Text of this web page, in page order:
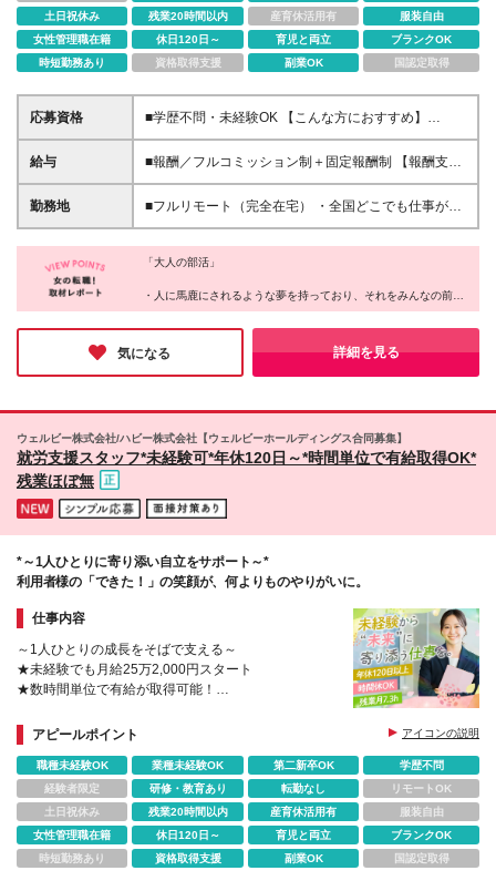
土日祝休み
残業20時間以内 産育休活用有
服装自由
女性管理職在籍
休日120日～ 育児と両立
ブランクOK
時短勤務あり
資格取得支援 副業OK 国認定取得
応募資格
■学歴不問・未経験OK 【こんな方におすすめ】
⭕「自信はないけど、頑張ってみたい」と思える人
⭕「もう一度、努力してみよう」と挑戦できる人 ⭕
いていない方】 ❌ラクに稼ぎたい人 ❌最低限の収入が
あればOKな人 ❌自分の成長に興味がない人 ❌人と協
ありません。 でも、だからこそ成長の実感がある
安」より「どこまで成長できるか」を楽しめる環境で
す。 本気で挑戦するあなたを、全力でサポートしま
給与
■報酬／フルコミッション制＋固定報酬制 【報酬支払
い実績(2024年度)】平均5,522,124円 （Join1年以上2
年未満メンバー） この数字は、ウルサポの環境を活
し、挑戦を続けた人 すべての人がこの結果を得られ
く、「行動する」ことが、成果への第一歩です。 ※固
約20％程度が固定報酬を得ており、時給1,500円～
10,000円相当の仕事があります（一定のスキルを必要
勤務地
■フルリモート（完全在宅） ・全国どこでも仕事がで
きます（地方でも活躍できます） ・あなたが「ここ
で働きたい！」と思った場所が職場です（0秒出社）
・平日にワーケーション先でオンライン商談や、移動
――――――――――――――――― ◎メタバース
オフィス「oVice」の活用 完全在宅でありながら孤独
感ゼロ。 ・研修や案件相談、仕事のMTG ・「ねぇね
ぇ今ちょっといい？」のライトなコミュニケーション
の範囲)上記を除く当社関連勤務地
「大人の部活」
・人に馬鹿にされるような夢を持っており、それをみんなの前で
発言できる
・慣れ合いではなく切磋琢磨できる、本気で向き合ってくれる仲
間がいる
・賞賛承認文化があり、あなたの存在を認めてくれる環境がある
・トレーナーが正しい努力を示し、適切なフィードバックを行っ
・1年後、驚くほど成長した大好きな自分に出会える
これが同社のカルチャーだ。
気になる 詳細を見る
ウェルビー株式会社/ハビー株式会社【ウェルビーホールディングス合同募集】
就労支援スタッフ*未経験可*年休120日～*時間単位で有給取得OK*
残業ほぼ無
*～1人ひとりに寄り添い自立をサポート～*
利用者様の「できた！」の笑顔が、何よりものやりがいに。
仕事内容
～1人ひとりの成長をそばで支える～
★未経験でも月給25万2,000円スタート
★数時間単位で有給が取得可能！
★社員の新しいチャレンジを応援する社風
アピールポイント アイコンの説明
職種未経験OK 業種未経験OK 第二新卒OK
学歴不問
経験者限定
研修・教育あり 転勤なし
リモートOK
土日祝休み
残業20時間以内 産育休活用有
服装自由
女性管理職在籍
休日120日～ 育児と両立
ブランクOK
時短勤務あり
資格取得支援 副業OK 国認定取得